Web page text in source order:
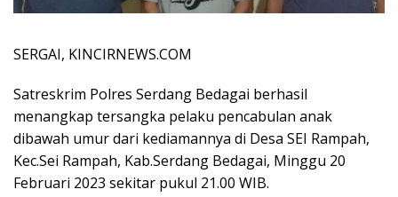
SERGAI, KINCIRNEWS.COM
Satreskrim Polres Serdang Bedagai berhasil
menangkap tersangka pelaku pencabulan anak
dibawah umur dari kediamannya di Desa SEI Rampah,
Kec.Sei Rampah, Kab.Serdang Bedagai, Minggu 20
Februari 2023 sekitar pukul 21.00 WIB.